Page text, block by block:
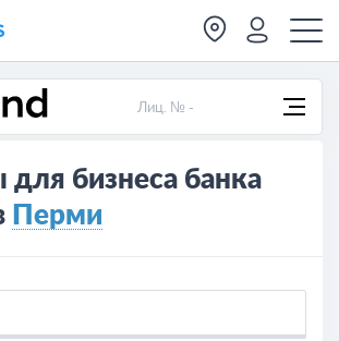
Лиц. № -
для бизнеса банка
Перми